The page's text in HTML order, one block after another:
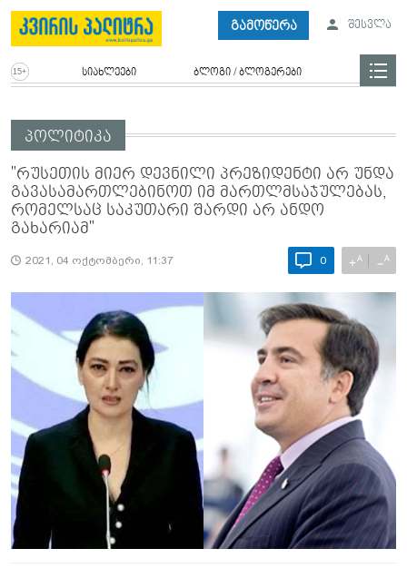
გამოწერა შესვლა
სიახლეები ბლოგი / ბლოგერები
პოლიტიკა
"რუსეთის მიერ დევნილი პრეზიდენტი არ უნდა
გავასამართლებინოთ იმ მართლმსაჯულებას,
რომელსაც საკუთარი შარდი არ ანდო
გახარიამ"
2021, 04 ოქტომბერი, 11:37 0 +A −A